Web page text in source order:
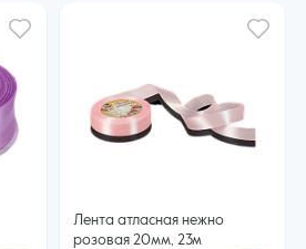
Лента атласная нежно
розовая 20мм, 23м